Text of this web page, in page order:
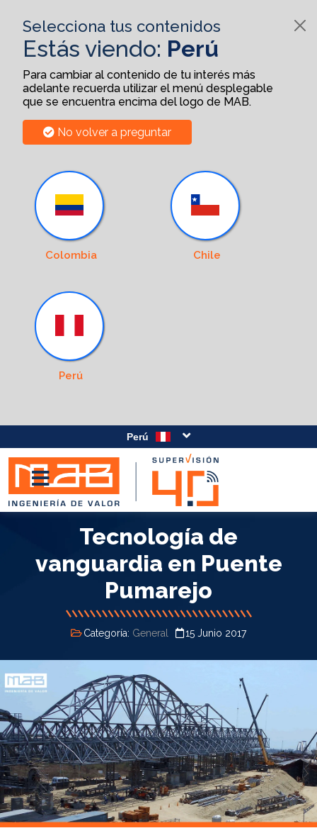
Selecciona tus contenidos
Estás viendo: Perú
Para cambiar al contenido de tu interés más
adelante recuerda utilizar el menú desplegable
que se encuentra encima del logo de MAB.
No volver a preguntar
Colombia Chile
Perú
Perú
Tecnología de
vanguardia en Puente
Pumarejo
Categoría: General 15 Junio 2017